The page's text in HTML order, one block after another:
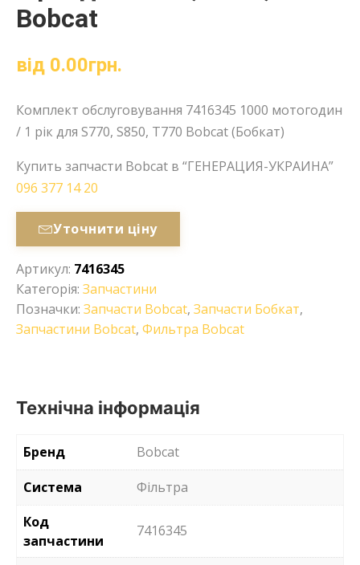
Bobcat
від 0.00грн.
Комплект обслуговування 7416345 1000 мотогодин
/ 1 рік для S770, S850, T770 Bobcat (Бобкат)
Купить запчасти Bobcat в “ГЕНЕРАЦИЯ-УКРАИНА”
096 377 14 20
Уточнити ціну
Артикул: 7416345
Категорія: Запчастини
Позначки: Запчасти Bobcat, Запчасти Бобкат,
Запчастини Bobcat, Фильтра Bobcat
Технічна інформація
Бренд
Bobcat
Система
Фільтра
Код
запчастини
7416345